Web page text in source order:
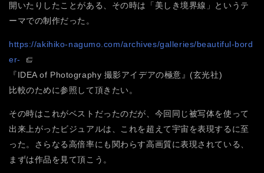
開いたりしたことがある、その時は「美しき境界線」というテ
ーマでの制作だった。
https://akihiko-nagumo.com/archives/galleries/beautiful-bord
er-
『IDEA of Photography 撮影アイデアの極意』(玄光社)
比較のために参照して頂きたい。
その時はこれがベストだったのだが、今回同じ被写体を使って
出来上がったビジュアルは、これを超えて宇宙を表現するに至
った。さらなる高倍率にも関わらす高画質に表現されている、
まずは作品を見て頂こう。